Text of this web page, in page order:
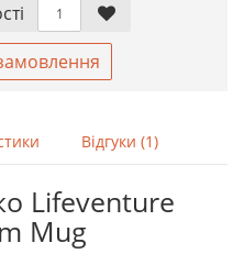
Відгуки (1)
Lifeventure
Mug